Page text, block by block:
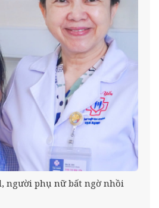
người phụ nữ bất ngờ nhồi